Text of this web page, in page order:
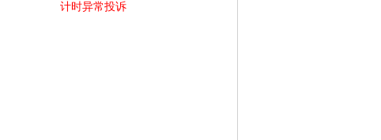
计时异常投诉